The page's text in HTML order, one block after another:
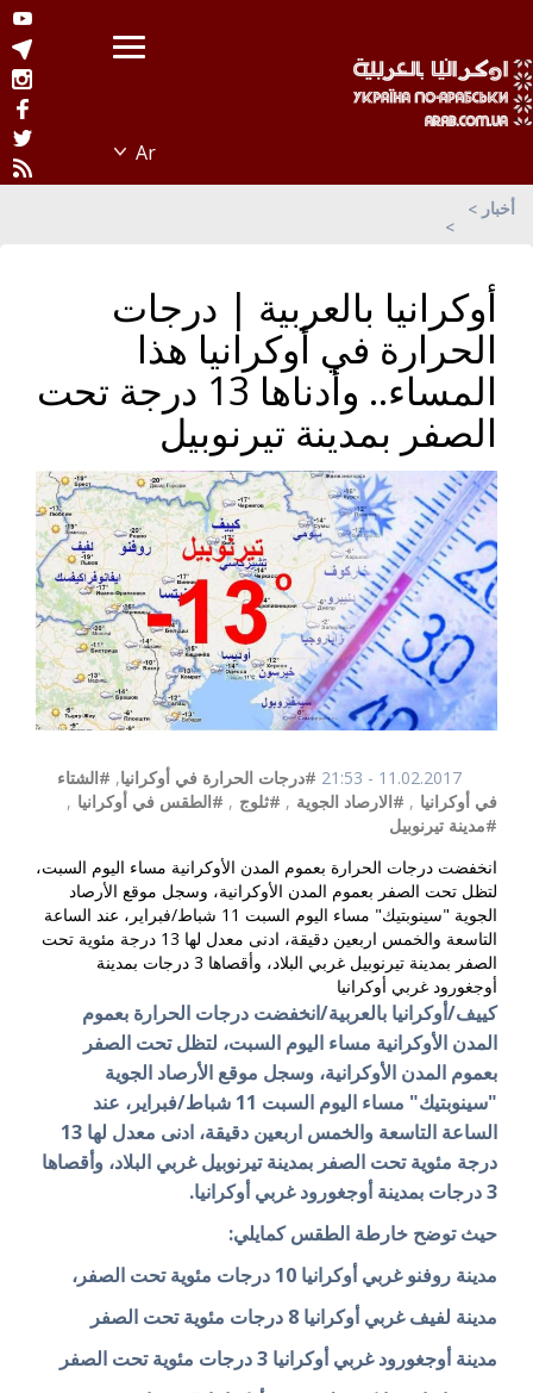
أخبار
أوكرانيا بالعربية | درجات
الحرارة في أوكرانيا هذا
المساء.. وأدناها 13 درجة تحت
الصفر بمدينة تيرنوبيل
11.02.2017 - 21:53 #درجات الحرارة في أوكرانيا, #الشتاء
في أوكرانيا , #الارصاد الجوية , #ثلوج , #الطقس في أوكرانيا ,
#مدينة تيرنوبيل
انخفضت درجات الحرارة بعموم المدن الأوكرانية مساء اليوم السبت،
لتظل تحت الصفر بعموم المدن الأوكرانية، وسجل موقع الأرصاد
الجوية "سينوبتيك" مساء اليوم السبت 11 شباط/فبراير، عند الساعة
التاسعة والخمس اربعين دقيقة، ادنى معدل لها 13 درجة مئوية تحت
الصفر بمدينة تيرنوبيل غربي البلاد، وأقصاها 3 درجات بمدينة
أوجغورود غربي أوكرانيا
كييف/أوكرانيا بالعربية/انخفضت درجات الحرارة بعموم
المدن الأوكرانية مساء اليوم السبت، لتظل تحت الصفر
بعموم المدن الأوكرانية، وسجل موقع الأرصاد الجوية
"سينوبتيك" مساء اليوم السبت 11 شباط/فبراير، عند
الساعة التاسعة والخمس اربعين دقيقة، ادنى معدل لها 13
درجة مئوية تحت الصفر بمدينة تيرنوبيل غربي البلاد، وأقصاها
3 درجات بمدينة أوجغورود غربي أوكرانيا.
حيث توضح خارطة الطقس كمايلي:
مدينة روفنو غربي أوكرانيا 10 درجات مئوية تحت الصفر،
مدينة لفيف غربي أوكرانيا 8 درجات مئوية تحت الصفر
مدينة أوجغورود غربي أوكرانيا 3 درجات
مئوية تحت الصفر